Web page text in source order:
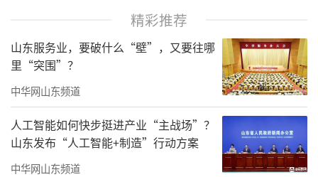
4、关心关爱青少年心理健康
5、持续做好残疾儿童康复救助
6、医院校园"平安前哨"行动
7、提升公众应急救护能力
精彩推荐
山东服务业，要破什么“壁”，又要往哪
里“突围”？
中华网山东频道
人工智能如何快步挺进产业“主战场”？
山东发布“人工智能+制造”行动方案
中华网山东频道